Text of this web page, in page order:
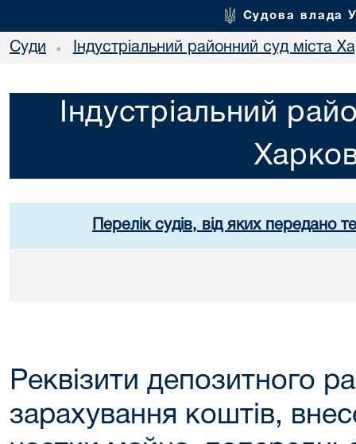
Судова влада
Суди • Індустріальний районний суд міста
Індустріальний
Перелік судів, від яких передано
Реквізити депозитного
зарахування коштів,